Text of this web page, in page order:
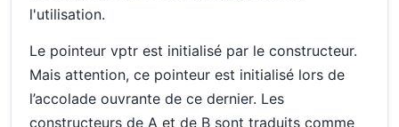
l'utilisation.
Le pointeur vptr est initialisé par le constructeur.
Mais attention, ce pointeur est initialisé lors de
l’accolade ouvrante de ce dernier. Les
constructeurs de A et de B sont traduits comme